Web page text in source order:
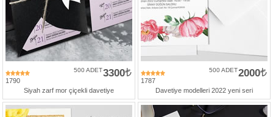
1790
3300
500 ADET
Siyah zarf mor çiçekli davetiye
1787
2000
500 ADET
Davetiye modelleri 2022 yeni seri